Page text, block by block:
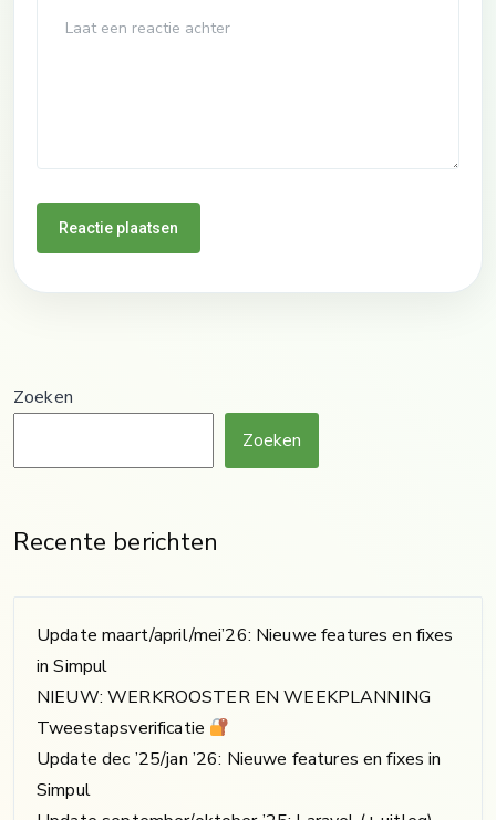
Zoeken
Zoeken
Recente berichten
Update maart/april/mei’26: Nieuwe features en fixes
in Simpul
NIEUW: WERKROOSTER EN WEEKPLANNING
Tweestapsverificatie
Update dec ’25/jan ’26: Nieuwe features en fixes in
Simpul